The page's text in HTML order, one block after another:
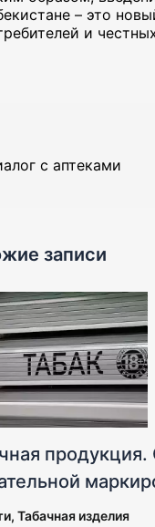
– это
и
с аптеками
записи
, Табачная изделия